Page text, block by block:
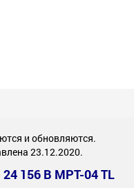
и обновляются.
23.12.2020.
156 B MPT-04 TL